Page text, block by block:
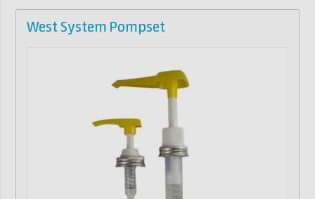
West System Pompset